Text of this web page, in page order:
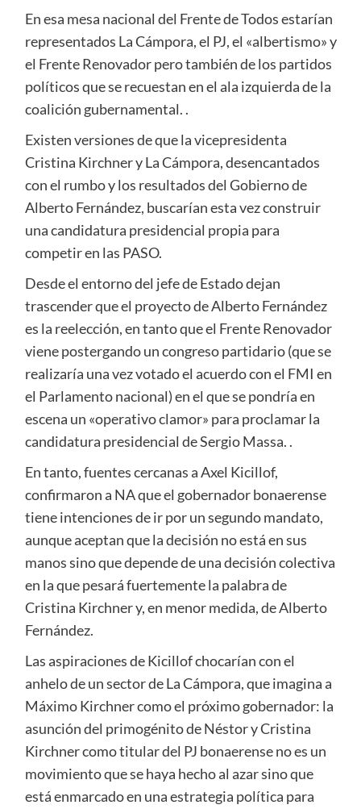
En esa mesa nacional del Frente de Todos estarían
representados La Cámpora, el PJ, el «albertismo» y
el Frente Renovador pero también de los partidos
políticos que se recuestan en el ala izquierda de la
coalición gubernamental. .
Existen versiones de que la vicepresidenta
Cristina Kirchner y La Cámpora, desencantados
con el rumbo y los resultados del Gobierno de
Alberto Fernández, buscarían esta vez construir
una candidatura presidencial propia para
competir en las PASO.
Desde el entorno del jefe de Estado dejan
trascender que el proyecto de Alberto Fernández
es la reelección, en tanto que el Frente Renovador
viene postergando un congreso partidario (que se
realizaría una vez votado el acuerdo con el FMI en
el Parlamento nacional) en el que se pondría en
escena un «operativo clamor» para proclamar la
candidatura presidencial de Sergio Massa. .
En tanto, fuentes cercanas a Axel Kicillof,
confirmaron a NA que el gobernador bonaerense
tiene intenciones de ir por un segundo mandato,
aunque aceptan que la decisión no está en sus
manos sino que depende de una decisión colectiva
en la que pesará fuertemente la palabra de
Cristina Kirchner y, en menor medida, de Alberto
Fernández.
Las aspiraciones de Kicillof chocarían con el
anhelo de un sector de La Cámpora, que imagina a
Máximo Kirchner como el próximo gobernador: la
asunción del primogénito de Néstor y Cristina
Kirchner como titular del PJ bonaerense no es un
movimiento que se haya hecho al azar sino que
está enmarcado en una estrategia política para